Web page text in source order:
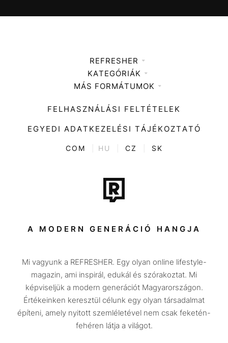
REFRESHER
Médiaajánlat
KATEGÓRIÁK
Zene
Divat
Kultúra
ENTR
Tech-Tudomány
Sport
Társadalom
Utazás
Életmód
Design
Beszélgetések
MÁS FORMÁTUMOK
FELHASZNÁLÁSI FELTÉTELEK
EGYEDI ADATKEZELÉSI TÁJÉKOZTATÓ
COM HU CZ SK
A MODERN GENERÁCIÓ HANGJA
Mi vagyunk a REFRESHER. Egy olyan online lifestyle-
magazin, ami inspirál, edukál és szórakoztat. Mi
képviseljük a modern generációt Magyarországon.
Értékeinken keresztül célunk egy olyan társadalmat
építeni, amely nyitott szemléletével nem csak feketén-
fehéren látja a világot.